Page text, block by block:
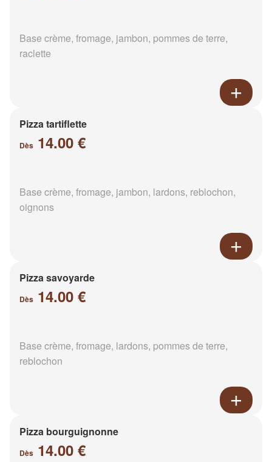
Base crème, fromage, jambon, pommes de terre,
raclette
Pizza tartiflette
Dès 14.00 €
Base crème, fromage, jambon, lardons, reblochon,
oignons
Pizza savoyarde
Dès 14.00 €
Base crème, fromage, lardons, pommes de terre,
reblochon
Pizza bourguignonne
Dès 14.00 €